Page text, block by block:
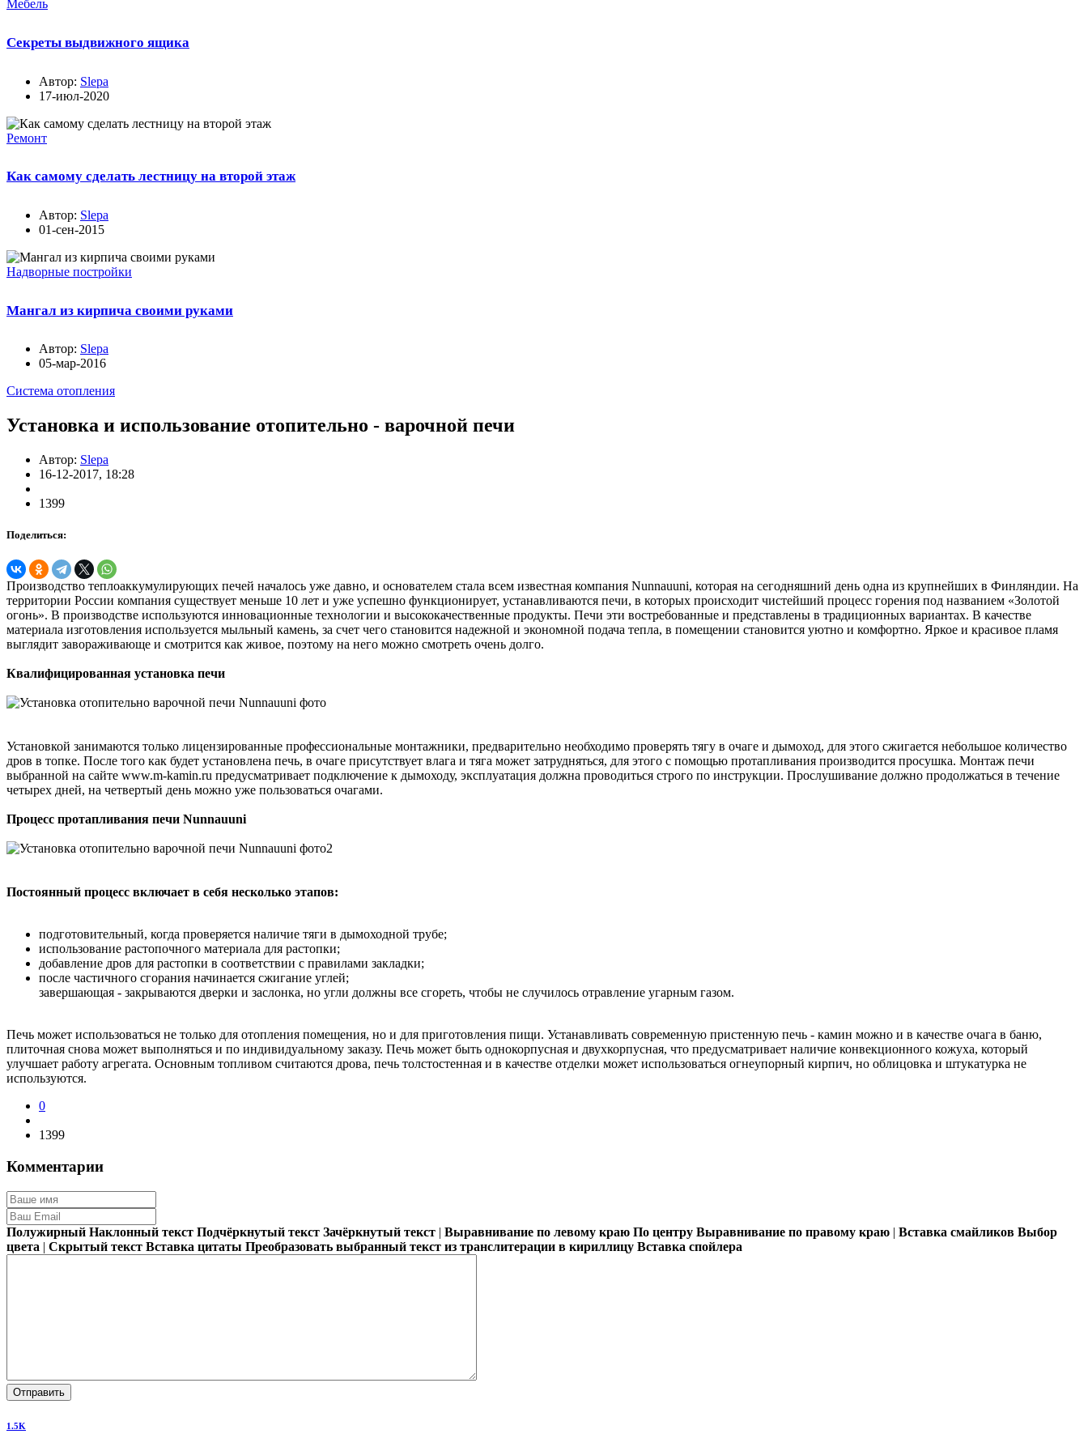
Мебель
Секреты выдвижного ящика
Автор: Slepa
17-июл-2020
Ремонт
Как самому сделать лестницу на второй этаж
Автор: Slepa
01-сен-2015
Надворные постройки
Мангал из кирпича своими руками
Автор: Slepa
05-мар-2016
Система отопления
Установка и использование отопительно - варочной печи
Автор: Slepa
16-12-2017, 18:28
1399
Поделиться:
Производство теплоаккумулирующих печей началось уже давно, и основателем стала всем известная компания Nunnauuni, которая на сегодняшний день одна из крупнейших в Финляндии. На
территории России компания существует меньше 10 лет и уже успешно функционирует, устанавливаются печи, в которых происходит чистейший процесс горения под названием «Золотой
огонь». В производстве используются инновационные технологии и высококачественные продукты. Печи эти востребованные и представлены в традиционных вариантах. В качестве
материала изготовления используется мыльный камень, за счет чего становится надежной и экономной подача тепла, в помещении становится уютно и комфортно. Яркое и красивое пламя
выглядит завораживающе и смотрится как живое, поэтому на него можно смотреть очень долго.
Квалифицированная установка печи
Установкой занимаются только лицензированные профессиональные монтажники, предварительно необходимо проверять тягу в очаге и дымоход, для этого сжигается небольшое количество
дров в топке. После того как будет установлена печь, в очаге присутствует влага и тяга может затрудняться, для этого с помощью протапливания производится просушка. Монтаж печи
выбранной на сайте www.m-kamin.ru предусматривает подключение к дымоходу, эксплуатация должна проводиться строго по инструкции. Прослушивание должно продолжаться в течение
четырех дней, на четвертый день можно уже пользоваться очагами.
Процесс протапливания печи Nunnauuni
Постоянный процесс включает в себя несколько этапов:
подготовительный, когда проверяется наличие тяги в дымоходной трубе;
использование растопочного материала для растопки;
добавление дров для растопки в соответствии с правилами закладки;
после частичного сгорания начинается сжигание углей;
завершающая - закрываются дверки и заслонка, но угли должны все сгореть, чтобы не случилось отравление угарным газом.
Печь может использоваться не только для отопления помещения, но и для приготовления пищи. Устанавливать современную пристенную печь - камин можно и в качестве очага в баню,
плиточная снова может выполняться и по индивидуальному заказу. Печь может быть однокорпусная и двухкорпусная, что предусматривает наличие конвекционного кожуха, который
улучшает работу агрегата. Основным топливом считаются дрова, печь толстостенная и в качестве отделки может использоваться огнеупорный кирпич, но облицовка и штукатурка не
используются.
0
1399
Комментарии
Полужирный Наклонный текст Подчёркнутый текст Зачёркнутый текст | Выравнивание по левому краю По центру Выравнивание по правому краю | Вставка смайликов Выбор
цвета | Скрытый текст Вставка цитаты Преобразовать выбранный текст из транслитерации в кириллицу Вставка спойлера
Отправить
1.5K